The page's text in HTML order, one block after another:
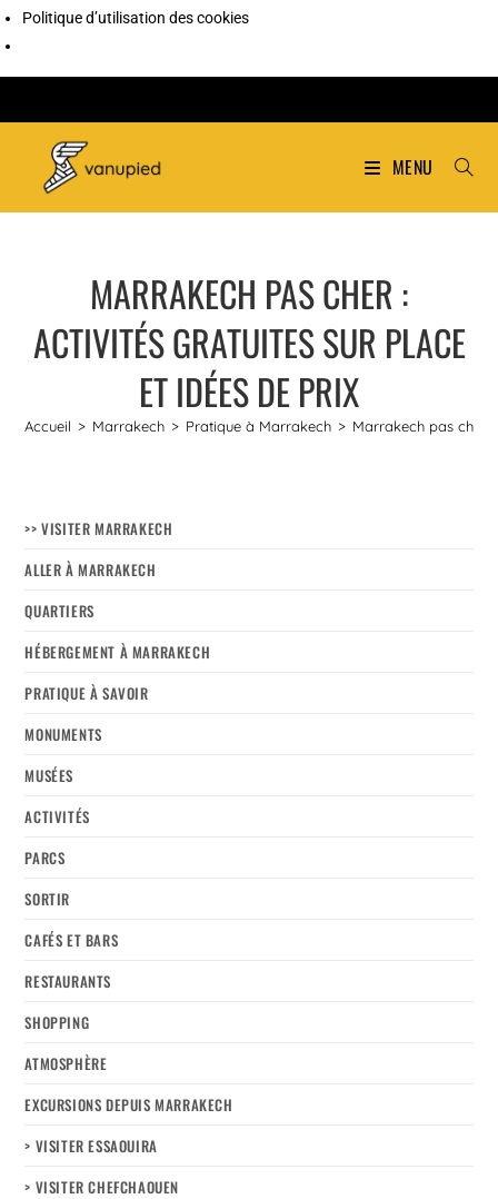
Politique d’utilisation des cookies
MENU
MARRAKECH PAS CHER :
ACTIVITÉS GRATUITES SUR PLACE
ET IDÉES DE PRIX
Accueil > Marrakech > Pratique à Marrakech > Marrakech pas cher
>> VISITER MARRAKECH
ALLER À MARRAKECH
QUARTIERS
HÉBERGEMENT À MARRAKECH
PRATIQUE À SAVOIR
MONUMENTS
MUSÉES
ACTIVITÉS
PARCS
SORTIR
CAFÉS ET BARS
RESTAURANTS
SHOPPING
ATMOSPHÈRE
EXCURSIONS DEPUIS MARRAKECH
> VISITER ESSAOUIRA
> VISITER CHEFCHAOUEN